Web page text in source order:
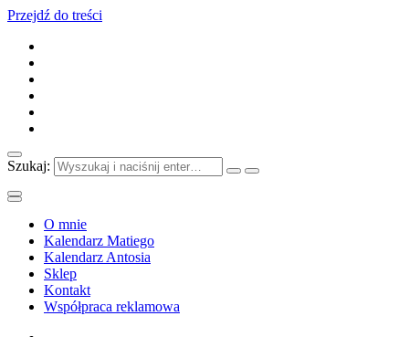
Przejdź do treści
Szukaj:
O mnie
Kalendarz Matiego
Kalendarz Antosia
Sklep
Kontakt
Współpraca reklamowa